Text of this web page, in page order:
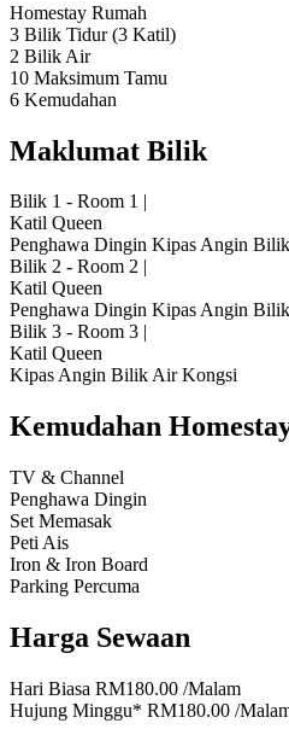
Homestay Rumah
3 Bilik Tidur(3 Katil)
2 Bilik Air
10 Maksimum Tamu
6 Kemudahan
Maklumat Bilik
Bilik 1 - Room 1 |
Katil Queen
Penghawa Dingin Kipas Angin
Bilik 2 - Room 2 |
Katil Queen
Penghawa Dingin Kipas Angin
Bilik 3 - Room 3 |
Katil Queen
Kipas Angin Bilik Air Kongsi
Kemudahan
TV & Channel
Penghawa Dingin
Set Memasak
Peti Ais
Iron & Iron Board
Parking Percuma
Harga Sewaan
Hari Biasa RM180.00 /Malam
Hujung Minggu* RM180.00 /